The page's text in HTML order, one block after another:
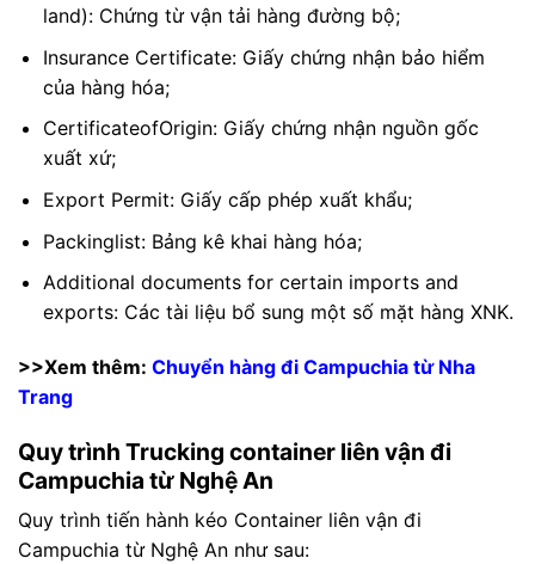
land): Chứng từ vận tải hàng đường bộ;
Insurance Certificate: Giấy chứng nhận bảo hiểm
của hàng hóa;
CertificateofOrigin: Giấy chứng nhận nguồn gốc
xuất xứ;
Export Permit: Giấy cấp phép xuất khẩu;
Packinglist: Bảng kê khai hàng hóa;
Additional documents for certain imports and
exports: Các tài liệu bổ sung một số mặt hàng XNK.
>>Xem thêm: Chuyển hàng đi Campuchia từ Nha
Trang
Quy trình Trucking container liên vận đi
Campuchia từ Nghệ An
Quy trình tiến hành kéo Container liên vận đi
Campuchia từ Nghệ An như sau: